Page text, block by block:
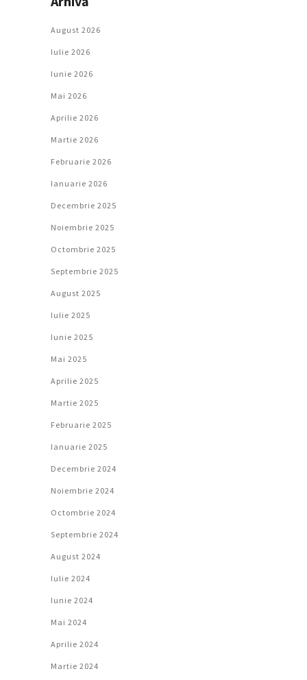
August 2026
Iulie 2026
Iunie 2026
Mai 2026
Aprilie 2026
Martie 2026
Februarie 2026
Ianuarie 2026
Decembrie 2025
Noiembrie 2025
Octombrie 2025
Septembrie 2025
August 2025
Iulie 2025
Iunie 2025
Mai 2025
Aprilie 2025
Martie 2025
Februarie 2025
Ianuarie 2025
Decembrie 2024
Noiembrie 2024
Octombrie 2024
Septembrie 2024
August 2024
Iulie 2024
Iunie 2024
Mai 2024
Aprilie 2024
Martie 2024